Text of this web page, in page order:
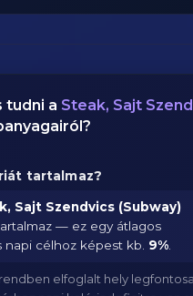
tudni a Steak, Sajt
tartalmaz?
Sajt Szendvics (Subway)
— ez egy átlagos
napi célhoz képest kb. 9%
elfoglalt hely